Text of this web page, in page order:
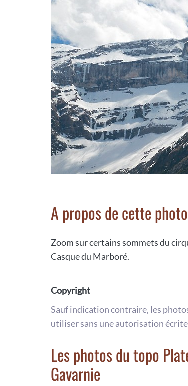
A propos de cette photo
Zoom sur certains sommets du
Casque du Marboré.
Copyright
Sauf indication contraire, les
utiliser sans une autorisation
Les photos du topo
Gavarnie